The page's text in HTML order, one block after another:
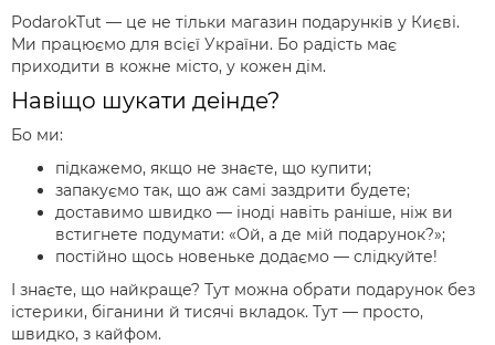
PodarokTut — це не тільки магазин подарунків у Києві.
Ми працюємо для всієї України. Бо радість має
приходити в кожне місто, у кожен дім.
Навіщо шукати деінде?
Бо ми:
підкажемо, якщо не знаєте, що купити;
запакуємо так, що аж самі заздрити будете;
доставимо швидко — іноді навіть раніше, ніж ви
встигнете подумати: «Ой, а де мій подарунок?»;
постійно щось новеньке додаємо — слідкуйте!
І знаєте, що найкраще? Тут можна обрати подарунок без
істерики, біганини й тисячі вкладок. Тут — просто,
швидко, з кайфом.